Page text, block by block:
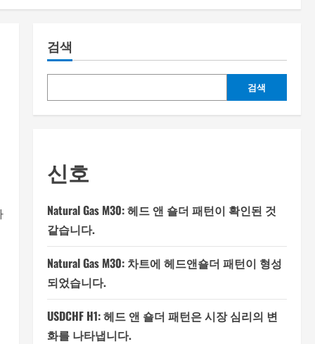
검색
검색
신호
Natural Gas M30: 헤드 앤 숄더 패턴이 확인된 것
같습니다.
Natural Gas M30: 차트에 헤드앤숄더 패턴이 형성
되었습니다.
USDCHF H1: 헤드 앤 숄더 패턴은 시장 심리의 변
화를 나타냅니다.